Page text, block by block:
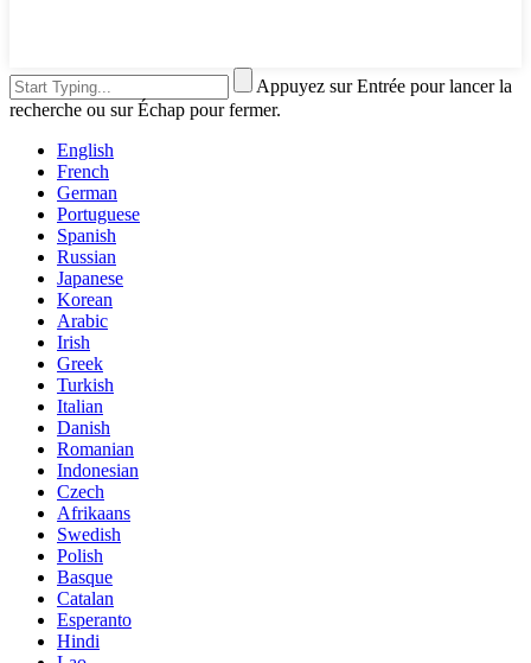
Appuyez sur Entrée pour lancer la
recherche ou sur Échap pour fermer.
English
French
German
Portuguese
Spanish
Russian
Japanese
Korean
Arabic
Irish
Greek
Turkish
Italian
Danish
Romanian
Indonesian
Czech
Afrikaans
Swedish
Polish
Basque
Catalan
Esperanto
Hindi